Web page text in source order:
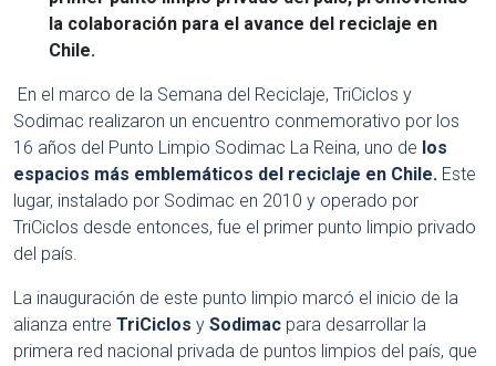
la colaboración para el avance del reciclaje en
Chile.
En el marco de la Semana del Reciclaje, TriCiclos y
Sodimac realizaron un encuentro conmemorativo por los
16 años del Punto Limpio Sodimac La Reina, uno de los
espacios más emblemáticos del reciclaje en Chile. Este
lugar, instalado por Sodimac en 2010 y operado por
TriCiclos desde entonces, fue el primer punto limpio privado
del país.
La inauguración de este punto limpio marcó el inicio de la
alianza entre TriCiclos y Sodimac para desarrollar la
primera red nacional privada de puntos limpios del país, que